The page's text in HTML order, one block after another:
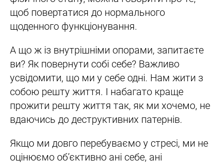
щоб повертатися до нормального
щоденного функціонування.
А що ж із внутрішніми опорами, запитаєте
ви? Як повернути собі себе? Важливо
усвідомити, що ми у себе одні. Нам жити з
собою решту життя. І набагато краще
прожити решту життя так, як ми хочемо, не
вдаючись до деструктивних патернів.
Якщо ми довго перебуваємо у стресі, ми не
оцінюємо об’єктивно ані себе, ані